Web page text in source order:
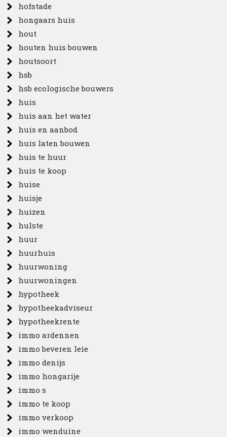
hofstade
hongaars huis
hout
houten huis bouwen
houtsoort
hsb
hsb ecologische bouwers
huis
huis aan het water
huis en aanbod
huis laten bouwen
huis te huur
huis te koop
huise
huisje
huizen
hulste
huur
huurhuis
huurwoning
huurwoningen
hypotheek
hypotheekadviseur
hypotheekrente
immo ardennen
immo beveren leie
immo denijs
immo hongarije
immo s
immo te koop
immo verkoop
immo wenduine